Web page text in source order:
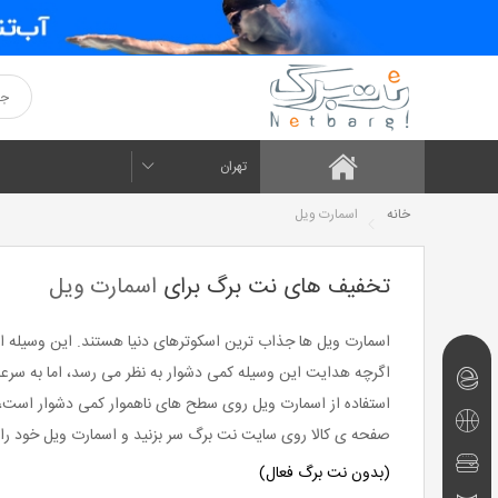
تهران
خانه اسمارت ویل
نت‌برگ‌های
امروز
تفریحی
رستوران
تخفیف های نت برگ برای اسمارت ویل
اسمارت ویل ها جذاب ترین اسکوترهای دنیا هستند. این
اگرچه هدایت این وسیله کمی دشوار به نظر می رسد، اما به
استفاده از اسمارت ویل روی سطح های ناهموار کمی دشوار
صفحه ی کالا روی سایت نت برگ سر بزنید و اسمارت ویل خود
(بدون نت برگ فعال)